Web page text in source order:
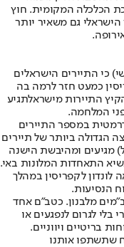
הכלכלה המקומית. חוץ
גם משאיר יותר
כי התיירים הישראלים
כמעט חזר לרמה בה
התיירות מישראלתגיע
המלחמה.
במספר התיירים
הגדולה ביותר של תיירים
מגיעים ומהיבשת הישנה
התאחדות המלונות באי.
לקפריסין במהלך
הנסיעות.
מלבנון. כטב"ם אחד
לגרום לנפגעים או
שתשתפו אותנו